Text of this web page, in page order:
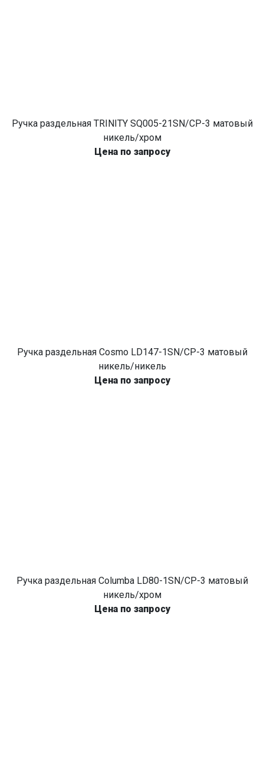
Ручка раздельная TRINITY SQ005-21SN/CP-3 матовый
никель/хром
Цена по запросу
Ручка раздельная Cosmo LD147-1SN/CP-3 матовый
никель/никель
Цена по запросу
Ручка раздельная Columba LD80-1SN/CP-3 матовый
никель/хром
Цена по запросу